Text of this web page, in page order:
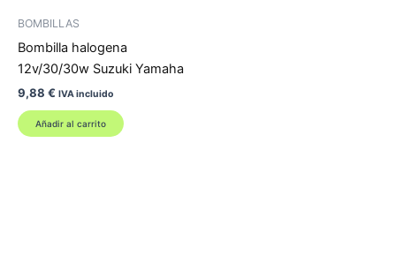
BOMBILLAS
Bombilla halogena
12v/30/30w Suzuki Yamaha
9,88 € IVA incluido
Añadir al carrito